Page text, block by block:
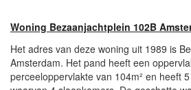
Woning Bezaanjachtplein 102B
Het adres van deze woning uit 1989 is
Amsterdam. Het pand heeft een
perceeloppervlakte van 104m² en heeft